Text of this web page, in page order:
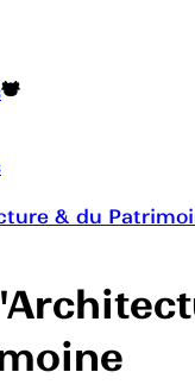
& du